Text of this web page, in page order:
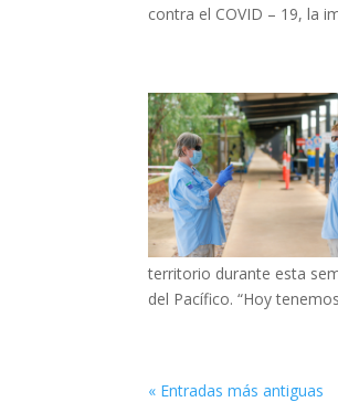
contra el COVID – 19, la
territorio durante esta
del Pacífico. “Hoy
« Entradas más antiguas